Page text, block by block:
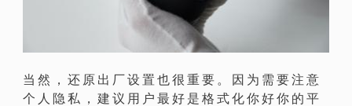
当然，还原出厂设置也很重要。因为需要注意
个人隐私，建议用户最好是格式化你好你的平